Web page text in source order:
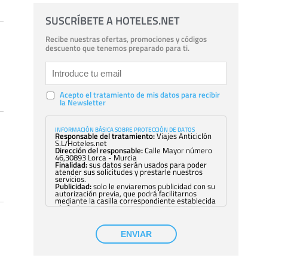
SUSCRÍBETE A HOTELES.NET
Recibe nuestras ofertas, promociones y códigos
descuento que tenemos preparado para ti.
Acepto el tratamiento de mis datos para recibir
la Newsletter
INFORMACIÓN BÁSICA SOBRE PROTECCIÓN DE DATOS
Responsable del tratamiento:Viajes Anticiclón
S.L/Hoteles.net
Dirección del responsable:Calle Mayor número
46,30893 Lorca - Murcia
Finalidad:sus datos serán usados para poder
atender sus solicitudes y prestarle nuestros
servicios.
Publicidad:solo le enviaremos publicidad con su
autorización previa, que podrá facilitarnos
mediante la casilla correspondiente establecida
al efecto.
con su consentimiento previo, que podrá
facilitarnos mediante la casilla correspondiente
establecida al efecto.
Destinatarios:con carácter general, sólo el
ENVIAR